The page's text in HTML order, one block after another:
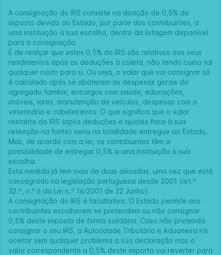
A consignação do IRS consiste na doação de 0,5% do
imposto devido ao Estado, por parte dos contribuintes, a
uma instituição à sua escolha, dentro da listagem disponível
para a consignação.
É de realçar que estes 0,5% do IRS são relativos aos seus
rendimentos após as deduções à coleta, não tendo como tal
qualquer custo para si. Ou seja, o valor que vai consignar só
é calculado após se abaterem as despesas gerais do
agregado familiar, encargos com saúde, educações,
imóveis, lares, manutenção de veículos, despesas com o
veterinário e cabeleireiros. O que significa que o valor
restante do IRS (após deduções e ajustes face à sua
retenção na fonte) seria na totalidade entregue ao Estado.
Mas, de acordo com a lei, os contribuintes têm a
possibilidade de entregar 0,5% a uma instituição à sua
escolha.
Esta medida já tem mais de duas décadas, uma vez que está
consagrada na legislação portuguesa desde 2001 (art.º
32.º, n.º 6 da Lei n.º 16/2001 de 22 Junho).
A consignação do IRS é facultativa. O Estado permite aos
contribuintes escolherem se pretendem ou não consignar
0,5% deste imposto de forma solidária. Caso não pretenda
consignar o seu IRS, a Autoridade Tributária e Aduaneira irá
aceitar sem qualquer problema a sua declaração mas o
valor correspondente a 0,5% deste importo vai reverter para